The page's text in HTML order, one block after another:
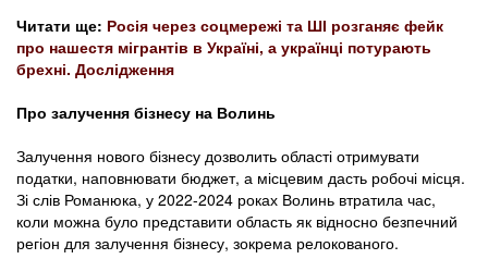
Читати ще: Росія через соцмережі та ШІ розганяє фейк
про нашестя мігрантів в Україні, а українці потурають
брехні. Дослідження
Про залучення бізнесу на Волинь
Залучення нового бізнесу дозволить області отримувати
податки, наповнювати бюджет, а місцевим дасть робочі місця.
Зі слів Романюка, у 2022-2024 роках Волинь втратила час,
коли можна було представити область як відносно безпечний
регіон для залучення бізнесу, зокрема релокованого.